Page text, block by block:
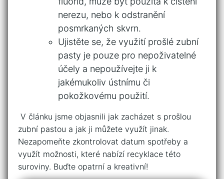
nerezu, nebo​ k odstranění
‍posmrkaných skvrn.
Ujistěte se, že využití prošlé‌ zubní
pasty je pouze pro​ nepoživatelné
účely a nepoužívejte ji k
jakémukoliv⁤ ústnímu či
pokožkovému použití.
⁣ V‌ článku jsme objasnili jak zacházet s prošlou⁤
zubní pastou a jak ji můžete využít jinak.​
Nezapomeňte zkontrolovat datum spotřeby a
⁢využít možnosti, které nabízí recyklace ⁢této‍
suroviny. Buďte ⁢opatrní a kreativní!